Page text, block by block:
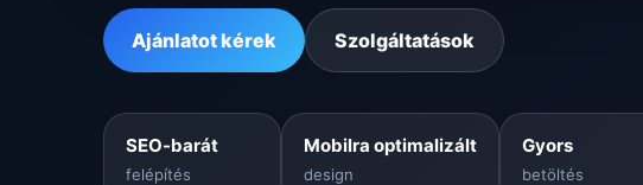
Ajánlatot kérek Szolgáltatások
SEO-barát
felépítés
Mobilra optimalizált
design
Gyors
betöltés